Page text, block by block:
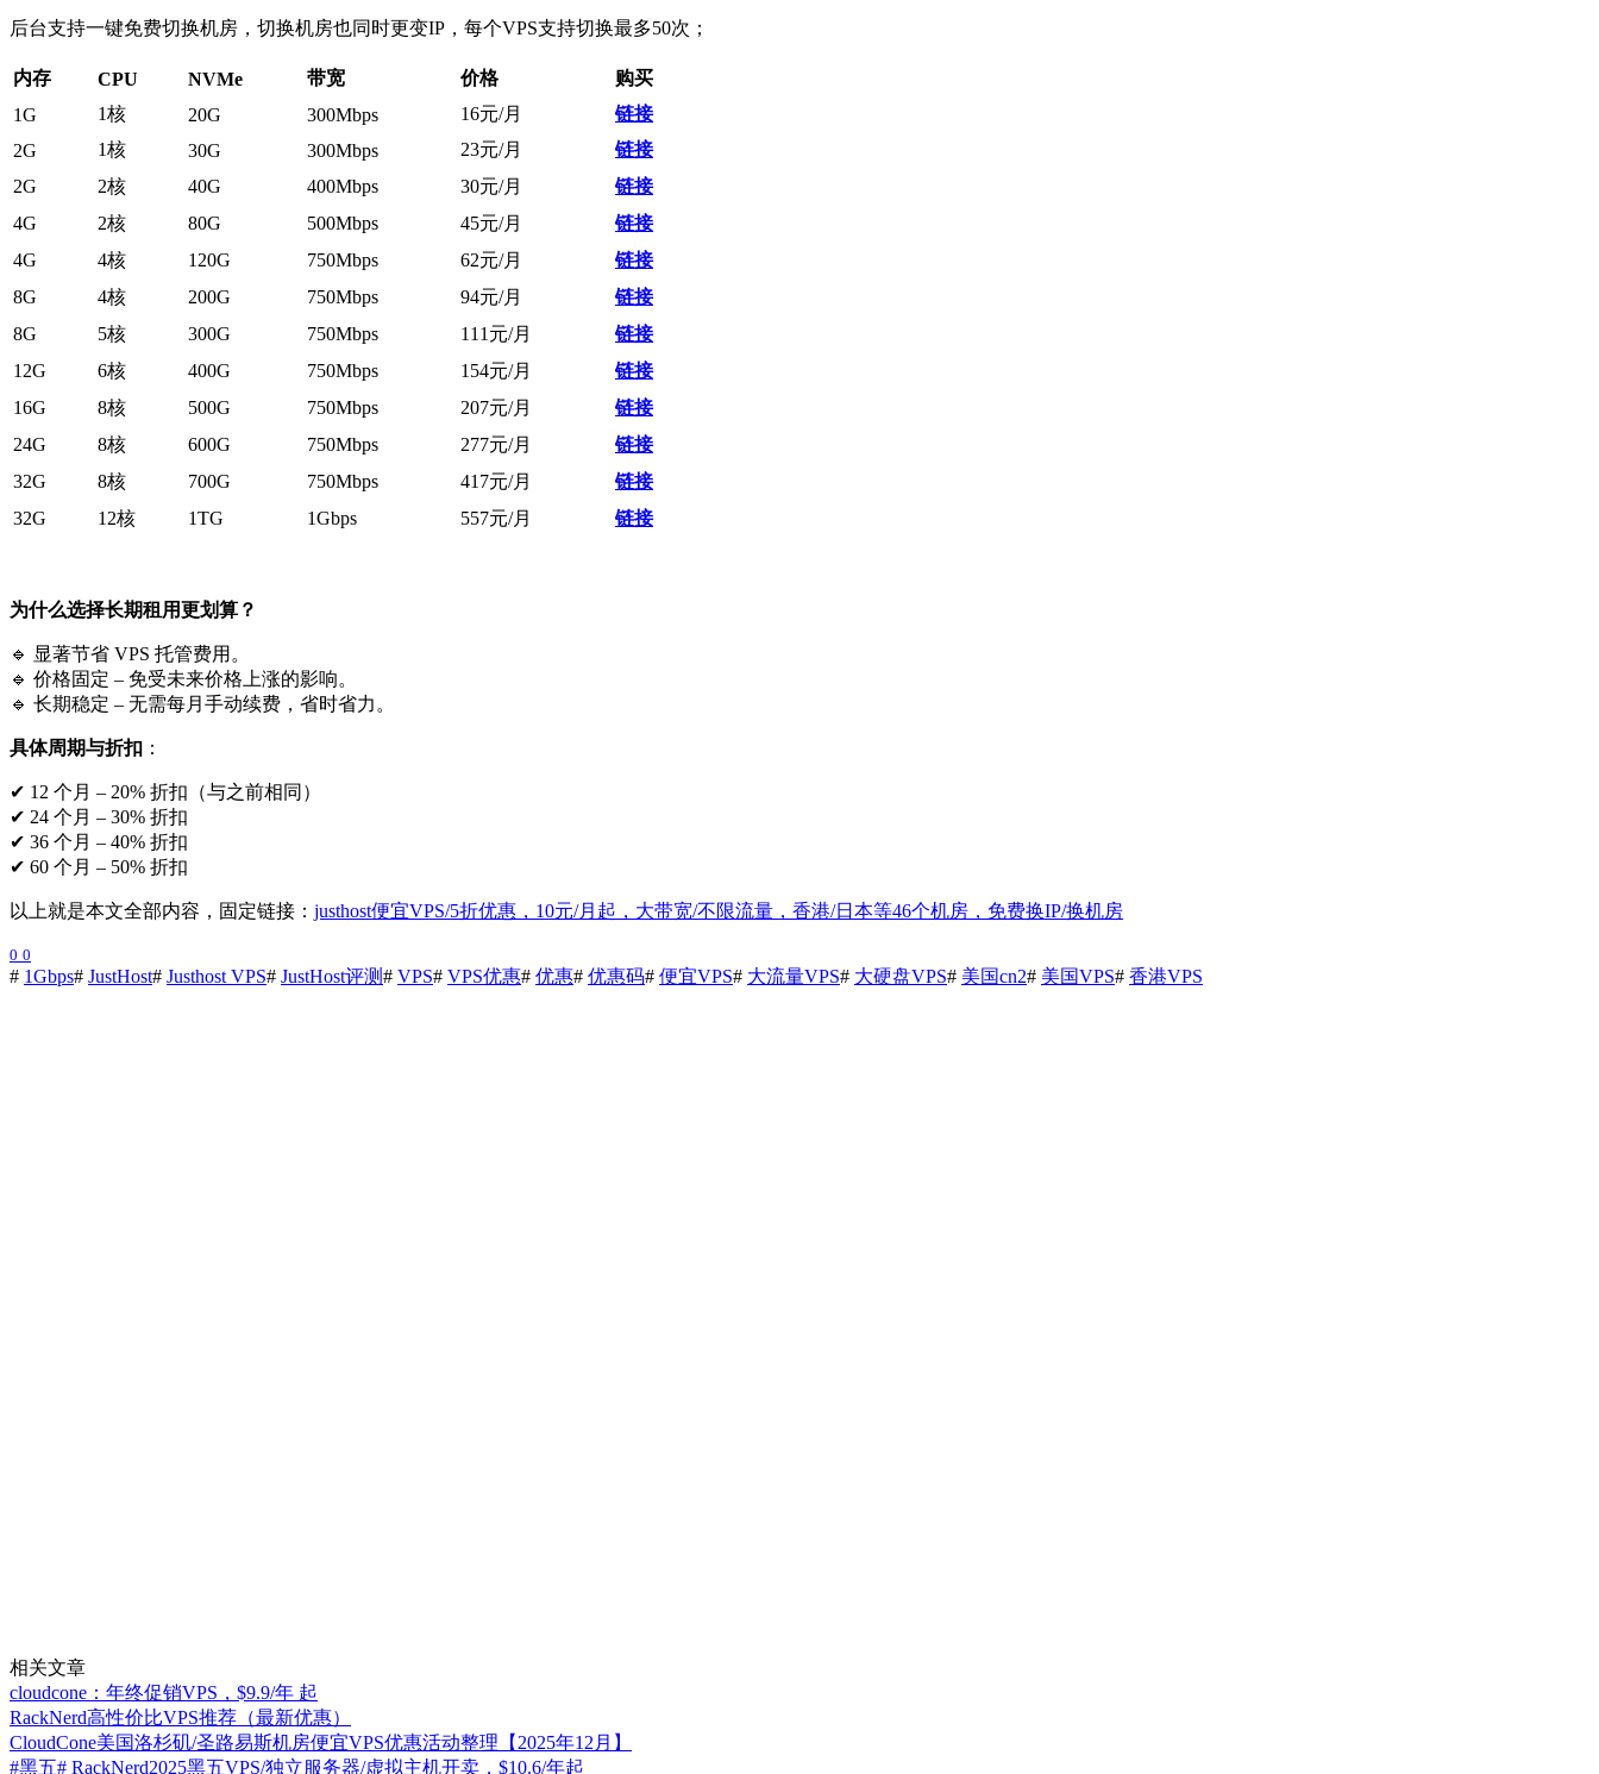
后台支持一键免费切换机房，切换机房也同时更变IP，每个VPS支持切换最多50次；
内存 CPU NVMe 带宽 价格
购买
1G
1核 20G 300Mbps 16元/月
链接
2G
1核 30G 300Mbps 23元/月
链接
2G
2核 40G 400Mbps 30元/月
链接
4G
2核 80G 500Mbps 45元/月
链接
4G
4核 120G 750Mbps 62元/月
链接
8G
4核 200G 750Mbps 94元/月
链接
8G
5核 300G 750Mbps 111元/月
链接
12G
6核 400G 750Mbps 154元/月
链接
16G
8核 500G 750Mbps 207元/月
链接
24G
8核 600G 750Mbps 277元/月
链接
32G
8核 700G 750Mbps 417元/月
链接
32G
12核 1TG 1Gbps 557元/月 链接
为什么选择长期租用更划算？
🔹 显著节省 VPS 托管费用。
🔹 价格固定 – 免受未来价格上涨的影响。
🔹 长期稳定 – 无需每月手动续费，省时省力。
具体周期与折扣 ：
✔ 12 个月 – 20% 折扣（与之前相同）
✔ 24 个月 – 30% 折扣
✔ 36 个月 – 40% 折扣
✔ 60 个月 – 50% 折扣
以上就是本文全部内容，固定链接： justhost便宜VPS/5折优惠，10元/月起，大带宽/不限流量，香港/日本等46个机房，免费换IP/换机房
0 0
# 1Gbps# JustHost# Justhost VPS# JustHost评测# VPS# VPS优惠# 优惠# 优惠码# 便宜VPS# 大流量VPS# 大硬盘VPS# 美国cn2# 美国VPS# 香港VPS
相关文章
cloudcone：年终促销VPS，$9.9/年 起
RackNerd高性价比VPS推荐（最新优惠）
CloudCone美国洛杉矶/圣路易斯机房便宜VPS优惠活动整理【2025年12月】
#黑五# RackNerd2025黑五VPS/独立服务器/虚拟主机开卖，$10.6/年起